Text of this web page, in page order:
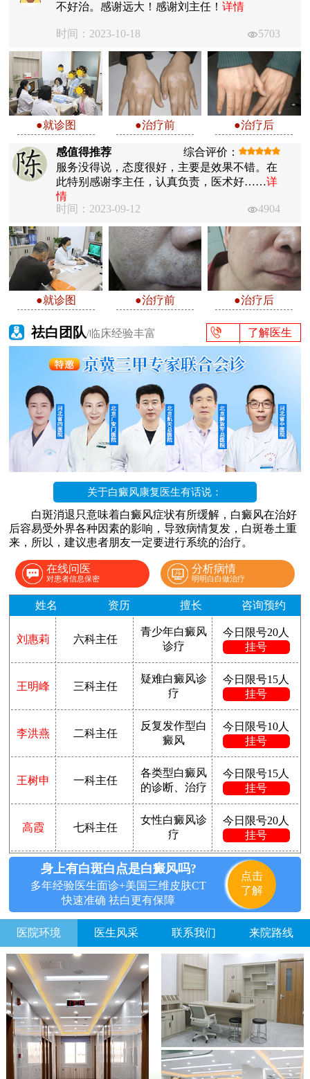
不好治。感谢远大！感谢刘主任！详情
时间：2023-10-18 5703
●就诊图 ●治疗前 ●治疗后
感值得推荐
综合评价：
服务没得说，态度很好，主要是效果不错。在
此特别感谢李主任，认真负责，医术好……详
情
时间：2023-09-12
4904
●就诊图 ●治疗前 ●治疗后
祛白团队/临床经验丰富 了解医生
关于白癜风康复医生有话说：
白斑消退只意味着白癜风症状有所缓解，白癜风在治好
后容易受外界各种因素的影响，导致病情复发，白斑卷土重
来，所以，建议患者朋友一定要进行系统的治疗。
在线问医
对患者信息保密
分析病情
明明白白做治疗
姓名 资历 擅长 咨询预约
刘惠莉 六科主任
青少年白癜风
诊疗
今日限号20人
挂号
王明峰 三科主任
疑难白癜风诊
疗
今日限号15人
挂号
李洪燕 二科主任
反复发作型白
癜风
今日限号10人
挂号
王树申 一科主任
各类型白癜风
的诊断、治疗
今日限号15人
挂号
高霞 七科主任
女性白癜风诊
疗
今日限号20人
挂号
身上有白斑白点是白癜风吗?
多年经验医生面诊+美国三维皮肤CT
快速准确 祛白更有保障
点击
了解
医院环境 医生风采 联系我们 来院路线
方便说下您的白癜风症状？